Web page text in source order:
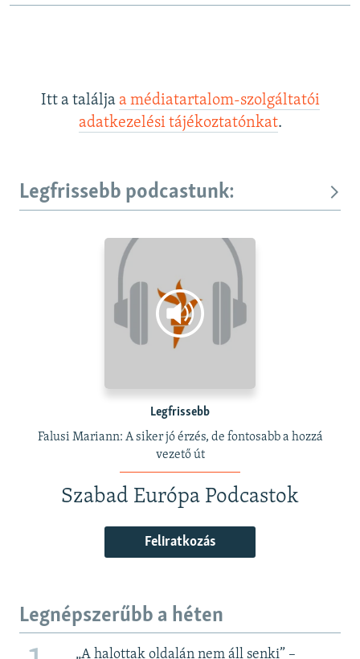
Itt a találja a médiatartalom-szolgáltatói
adatkezelési tájékoztatónkat.
Legfrissebb podcastunk:
Legfrissebb
Falusi Mariann: A siker jó érzés, de fontosabb a hozzá
vezető út
Szabad Európa Podcastok
Feliratkozás
Legnépszerűbb a héten
„A halottak oldalán nem áll senki” –